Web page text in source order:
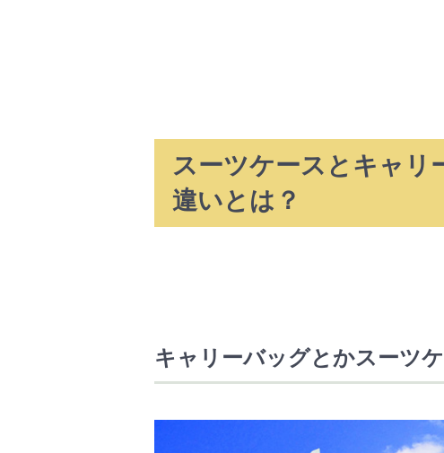
スーツケースとキャリ
違いとは？
キャリーバッグとかスーツ